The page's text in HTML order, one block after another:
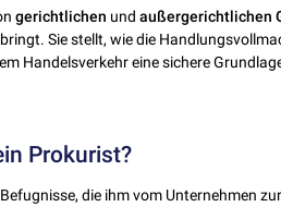
gerichtlichen undaußergerichtlichen
Sie stellt, wie die
Handelsverkehr eine sichere
Prokurist?
die ihm vom Unternehmen